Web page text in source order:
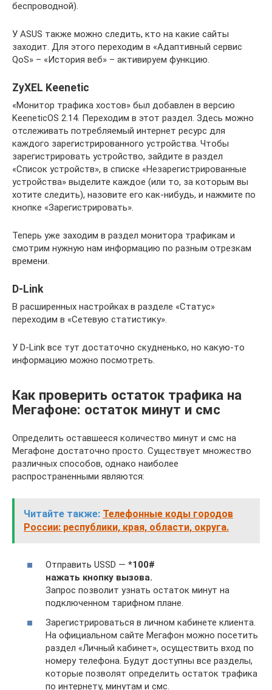
беспроводной).
У ASUS также можно следить, кто на какие сайты
заходит. Для этого переходим в «Адаптивный сервис
QoS» – «История веб» – активируем функцию.
ZyXEL Keenetic
«Монитор трафика хостов» был добавлен в версию
KeeneticOS 2.14. Переходим в этот раздел. Здесь можно
отслеживать потребляемый интернет ресурс для
каждого зарегистрированного устройства. Чтобы
зарегистрировать устройство, зайдите в раздел
«Список устройств», в списке «Незарегистрированные
устройства» выделите каждое (или то, за которым вы
хотите следить), назовите его как-нибудь, и нажмите по
кнопке «Зарегистрировать».
Теперь уже заходим в раздел монитора трафикам и
смотрим нужную нам информацию по разным отрезкам
времени.
D-Link
В расширенных настройках в разделе «Статус»
переходим в «Сетевую статистику».
У D-Link все тут достаточно скудненько, но какую-то
информацию можно посмотреть.
Как проверить остаток трафика на
Мегафоне: остаток минут и смс
Определить оставшееся количество минут и смс на
Мегафоне достаточно просто. Существует множество
различных способов, однако наиболее
распространенными являются:
Читайте также: Телефонные коды городов
России: республики, края, области, округа.
Отправить USSD — *100#
нажать кнопку вызова.
Запрос позволит узнать остаток минут на
подключенном тарифном плане.
Зарегистрироваться в личном кабинете клиента.
На официальном сайте Мегафон можно посетить
раздел «Личный кабинет», осуществить вход по
номеру телефона. Будут доступны все разделы,
которые позволят определить остаток трафика
по интернету, минутам и смс.